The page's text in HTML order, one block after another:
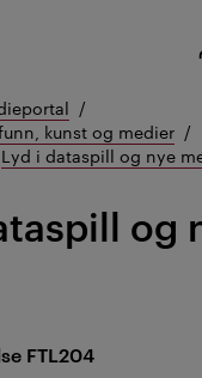
kunst og medier
Lyd i dataspill og nye
FTL204
og